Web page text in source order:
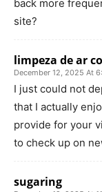
back more
site?
limpeza de ar
December 12, 2025 At
I just could not
that I actually
provide for your
to check up on
sugaring